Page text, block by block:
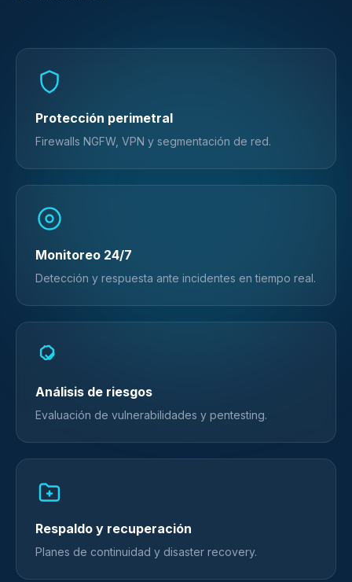
Protección perimetral
Firewalls NGFW, VPN y segmentación de red.
Monitoreo 24/7
Detección y respuesta ante incidentes en tiempo real.
Análisis de riesgos
Evaluación de vulnerabilidades y pentesting.
Respaldo y recuperación
Planes de continuidad y disaster recovery.